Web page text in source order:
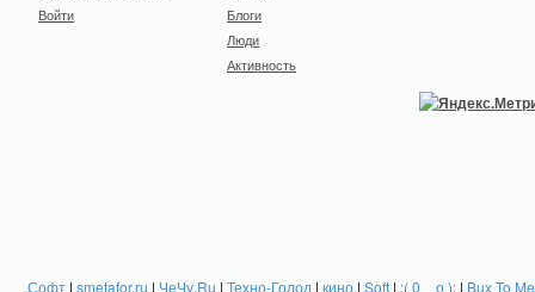
Войти
Блоги
Люди
Активность
Софт| smetafor.ru | ЧеЧу.Ru | Техно-Голод | кино| Soft| :( 0 _ о ):| Bux To Me